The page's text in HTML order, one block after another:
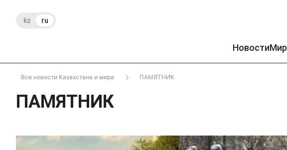
kz ru
НовостиМир
Все новости Казахстана и мира ПАМЯТНИК
ПАМЯТНИК